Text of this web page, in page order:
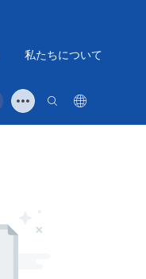
私たちについて